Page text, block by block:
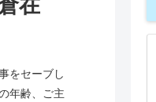
在
をセーブし
年齢、ご主